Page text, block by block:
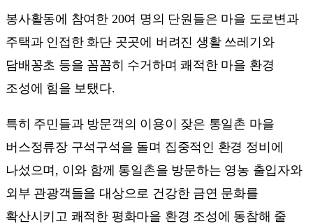
봉사활동에 참여한 20여 명의 단원들은 마을 도로변과
주택과 인접한 화단 곳곳에 버려진 생활 쓰레기와
담배꽁초 등을 꼼꼼히 수거하며 쾌적한 마을 환경
조성에 힘을 보탰다.
특히 주민들과 방문객의 이용이 잦은 통일촌 마을
버스정류장 구석구석을 돌며 집중적인 환경 정비에
나섰으며, 이와 함께 통일촌을 방문하는 영농 출입자와
외부 관광객들을 대상으로 건강한 금연 문화를
확산시키고 쾌적한 평화마을 환경 조성에 동참해 줄